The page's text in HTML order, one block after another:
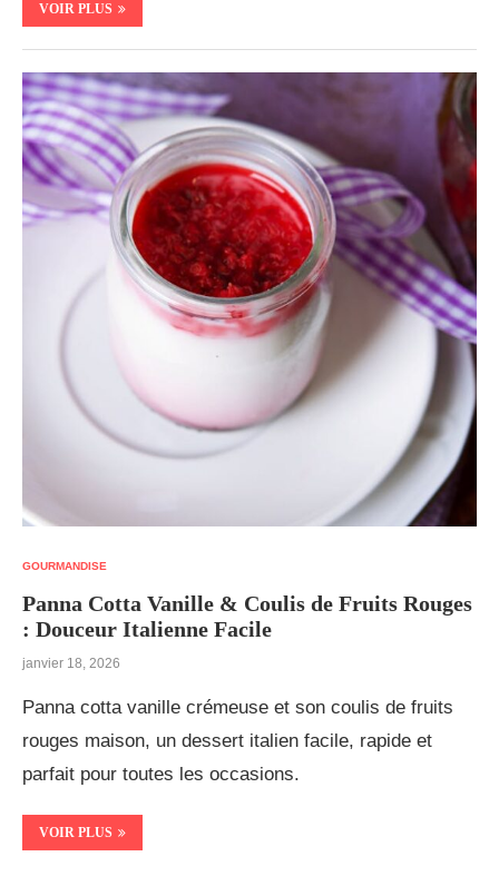
VOIR PLUS
GOURMANDISE
Panna Cotta Vanille & Coulis de Fruits Rouges
: Douceur Italienne Facile
janvier 18, 2026
Panna cotta vanille crémeuse et son coulis de fruits
rouges maison, un dessert italien facile, rapide et
parfait pour toutes les occasions.
VOIR PLUS